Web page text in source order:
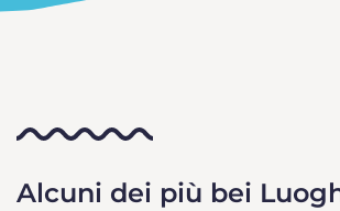
Alcuni dei più bei